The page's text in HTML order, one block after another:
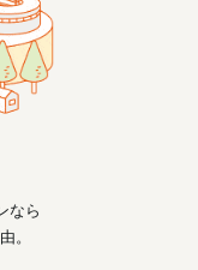
なら
。